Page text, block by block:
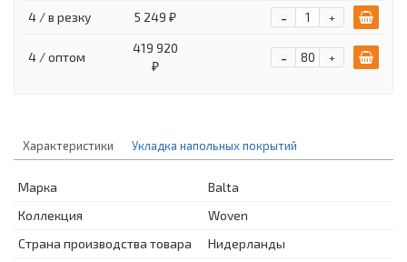
4 / в резку 5 249 ₽ +
-
4 / оптом
419 920
₽
+
-
Характеристики Укладка напольных покрытий
Марка
Balta
Коллекция
Woven
Страна производства товара
Нидерланды